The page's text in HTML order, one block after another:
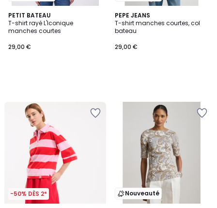
PETIT BATEAU
T-shirt rayé L'Iconique
manches courtes
29,00 €
PEPE JEANS
T-shirt manches courtes, col
bateau
29,00 €
-50% DÈS 2* Nouveauté